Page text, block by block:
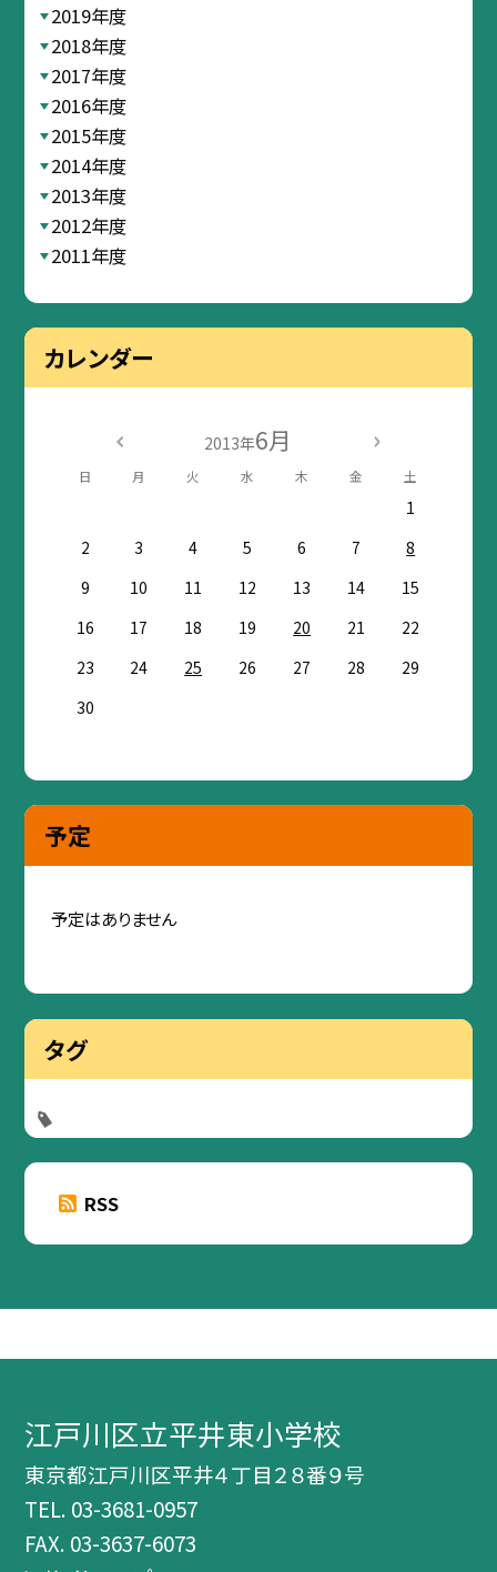
2019年度
2018年度
2017年度
2016年度
2015年度
2014年度
2013年度
2012年度
2011年度
カレンダー
2013年6月
日 月 火 水 木 金 土
1
2
3 4 5 6 7
8
9
10 11 12 13 14
15
16
17 18 19 20 21
22
23
24 25 26 27 28
29
30
予定
予定はありません
タグ
RSS
江戸川区立平井東小学校
東京都江戸川区平井４丁目２８番９号
TEL. 03-3681-0957
FAX. 03-3637-6073